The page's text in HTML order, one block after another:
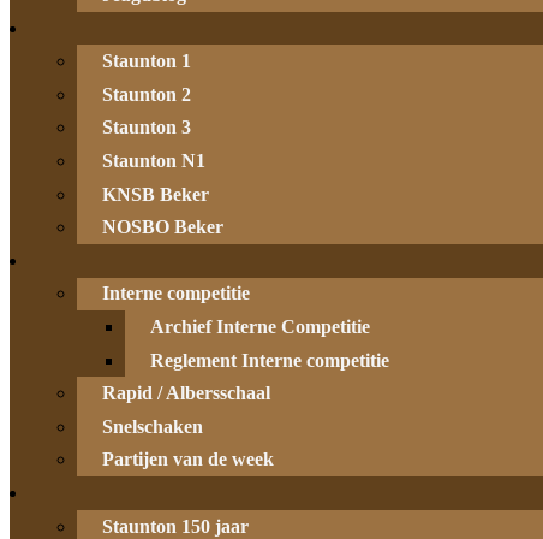
Staunton 1
Staunton 2
Staunton 3
Staunton N1
KNSB Beker
NOSBO Beker
Interne competitie
Archief Interne Competitie
Reglement Interne competitie
Rapid / Albersschaal
Snelschaken
Partijen van de week
Staunton 150 jaar